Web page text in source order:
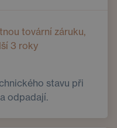
tovární záruku,
3 roky
stavu při
odpadají.